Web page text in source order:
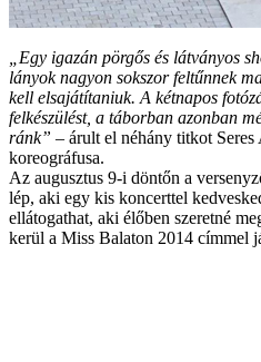
„Egy igazán pörgős és látványos
lányok nagyon sokszor feltűnnek
kell elsajátítaniuk. A kétnapos
felkészülést, a táborban azonban
ránk” – árult el néhány titkot
koreográfusa.
Az augusztus 9-i döntőn a
lép, aki egy kis koncerttel
ellátogathat, aki élőben szeretné
kerül a Miss Balaton 2014 címmel